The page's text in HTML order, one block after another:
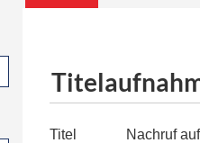
Titel
Nachruf